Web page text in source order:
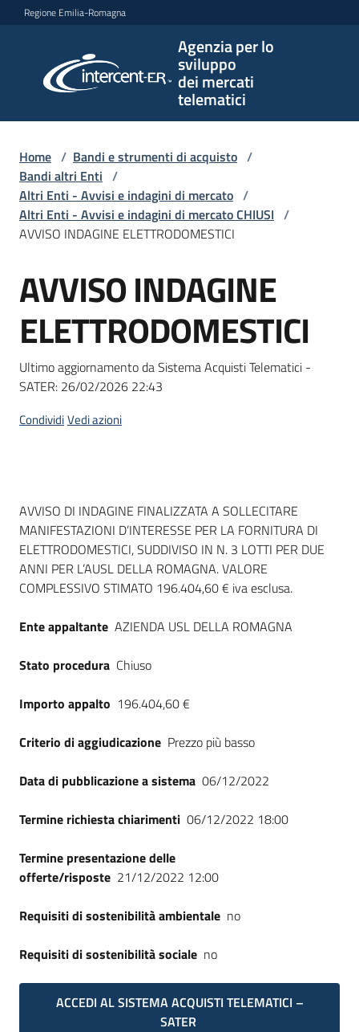
Vai al contenuto
Vai alla navigazione
Vai al footer
Regione Emilia-Romagna
Agenzia per lo
sviluppo
dei mercati
telematici
per lo
sviluppo
telematici
L'Agenzia
Bandi
strumenti
acquisto
telematiche
English
site
su
Home / Bandi e strumenti di acquisto /
Bandi altri Enti /
Altri Enti - Avvisi e indagini di mercato /
Altri Enti - Avvisi e indagini di mercato CHIUSI /
AVVISO INDAGINE ELETTRODOMESTICI
Salta al contenuto
AVVISO INDAGINE
ELETTRODOMESTICI
Ultimo aggiornamento da Sistema Acquisti Telematici -
SATER: 26/02/2026 22:43
CondividiVedi azioni
Dati del bando
AVVISO DI INDAGINE FINALIZZATA A SOLLECITARE
MANIFESTAZIONI D’INTERESSE PER LA FORNITURA DI
ELETTRODOMESTICI, SUDDIVISO IN N. 3 LOTTI PER DUE
ANNI PER L’AUSL DELLA ROMAGNA. VALORE
COMPLESSIVO STIMATO 196.404,60 € iva esclusa.
Ente appaltante AZIENDA USL DELLA ROMAGNA
Stato procedura Chiuso
Importo appalto 196.404,60 €
Criterio di aggiudicazione Prezzo più basso
Data di pubblicazione a sistema 06/12/2022
Termine richiesta chiarimenti 06/12/2022 18:00
Termine presentazione delle
offerte/risposte 21/12/2022 12:00
Requisiti di sostenibilità ambientale no
Requisiti di sostenibilità sociale no
ACCEDI AL SISTEMA ACQUISTI TELEMATICI –
SATER